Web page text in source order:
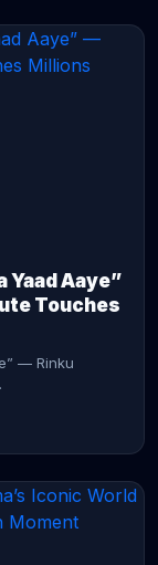
Yaad Aaye”
Touches
— Rinku